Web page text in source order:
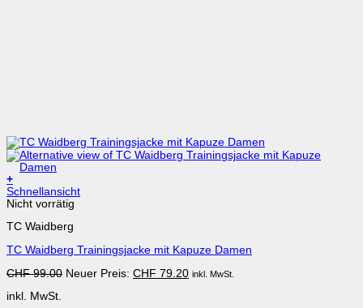
+
Dieses
Produkt
mehrere
auf.
Optionen
auf
Schnellansicht
Nicht vorrätig
TC Waidberg
TC Waidberg Trainingsjacke mit Kapuze Damen
CHF99.00 Ursprünglicher
Neuer Preis: CHF 79.20Aktueller
inkl. MwSt.
inkl. MwSt.